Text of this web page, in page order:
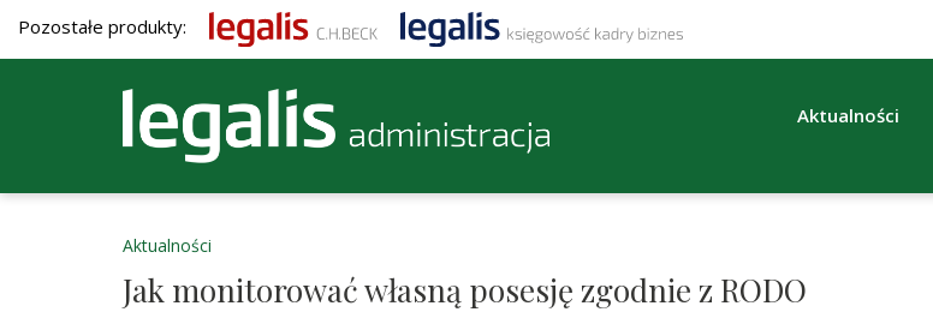
Pozostałe produkty:
Aktualności
Aktualności
Jak monitorować własną posesję zgodnie z RODO